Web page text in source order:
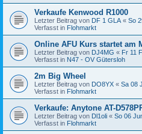
Verkaufe Kenwood R1000
Letzter Beitrag von DF 1 GLA « So
Verfasst in Flohmarkt
Online AFU Kurs startet am
Letzter Beitrag von DJ4MG « Fr 11
Verfasst in N47 - OV Gütersloh
2m Big Wheel
Letzter Beitrag von DO8YX « Sa 08
Verfasst in Flohmarkt
Verkaufe: Anytone AT-
Letzter Beitrag von Dl1oli « So 06
Verfasst in Flohmarkt